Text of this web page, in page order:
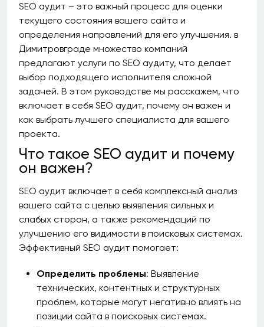
SEO аудит – это важный процесс для оценки
текущего состояния вашего сайта и
определения направлений для его улучшения. в
Димитровграде множество компаний
предлагают услуги по SEO аудиту, что делает
выбор подходящего исполнителя сложной
задачей. В этом руководстве мы расскажем, что
включает в себя SEO аудит, почему он важен и
как выбрать лучшего специалиста для вашего
проекта.
Что такое SEO аудит и почему
он важен?
SEO аудит включает в себя комплексный анализ
вашего сайта с целью выявления сильных и
слабых сторон, а также рекомендаций по
улучшению его видимости в поисковых системах.
Эффективный SEO аудит помогает:
Определить проблемы: Выявление
технических, контентных и структурных
проблем, которые могут негативно влиять на
позиции сайта в поисковых системах.